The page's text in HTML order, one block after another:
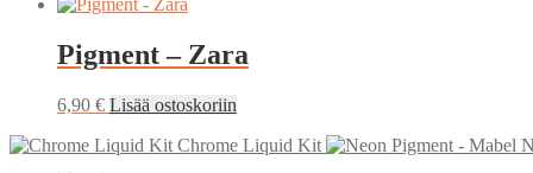
Pigment – Zara
6,90 € Lisää ostoskoriin
Chrome Liquid Kit